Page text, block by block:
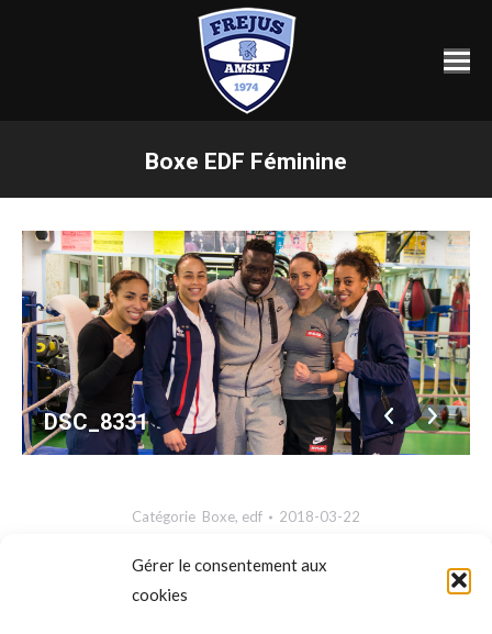
Gérer le consentement aux
cookies
Boxe EDF Féminine
Vous êtes ici :
DSC_8331
Catégorie Boxe, edf 2018-03-22
NAVIGATION